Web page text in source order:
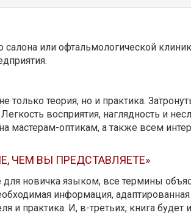
салона или офтальмологической
только теория, но и практика.
восприятия, наглядность и
мастерам-оптикам, а также всем
ЧЕМ ВЫ ПРЕДСТАВЛЯЕТЕ»
новичка языком, все термины
информация, адаптированная
и практика. И, в-третьих, книга будет